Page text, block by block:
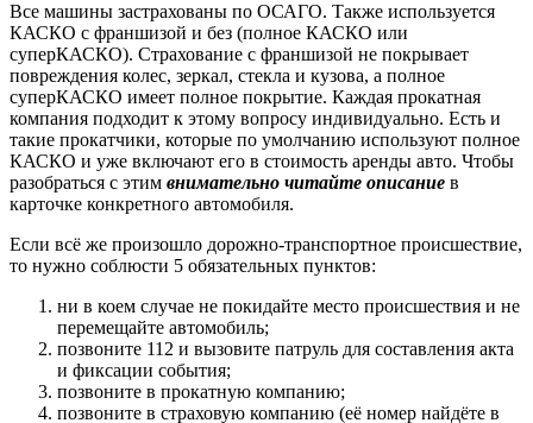
Все машины застрахованы по ОСАГО. Также используется
КАСКО с франшизой и без (полное КАСКО или
суперКАСКО). Страхование с франшизой не покрывает
повреждения колес, зеркал, стекла и кузова, а полное
суперКАСКО имеет полное покрытие. Каждая прокатная
компания подходит к этому вопросу индивидуально. Есть и
такие прокатчики, которые по умолчанию используют полное
КАСКО и уже включают его в стоимость аренды авто. Чтобы
разобраться с этим внимательно читайте описание в
карточке конкретного автомобиля.
Если всё же произошло дорожно-транспортное происшествие,
то нужно соблюсти 5 обязательных пунктов:
ни в коем случае не покидайте место происшествия и не
перемещайте автомобиль;
позвоните 112 и вызовите патруль для составления акта
и фиксации события;
позвоните в прокатную компанию;
позвоните в страховую компанию (её номер найдёте в